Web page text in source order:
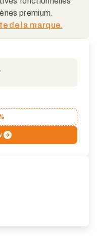
premium.
de la marque.